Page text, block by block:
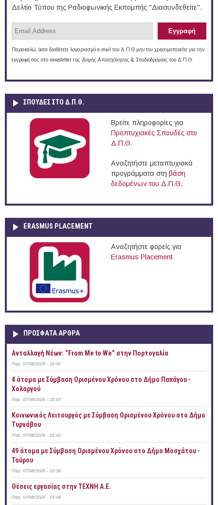
Δελτίο Τύπου της Ραδιοφωνικής Εκπομπής "Διασυνδεθείτε".
Παρακαλώ, όσοι διαθέτετε λογαριασμό e-mail του Δ.Π.Θ μην τον χρησιμοποιείτε για την
εγγραφή σας στο newsletter της Δομής Απασχόλησης & Σταδιοδρομίας του Δ.Π.Θ.
ΣΠΟΥΔΈΣ ΣΤΟ Δ.Π.Θ.
Βρείτε πληροφορίες για
Προπτυχιακές Σπουδές στο
Δ.Π.Θ.
Αναζητήστε μεταπτυχιακά
προγράμματα στη βάση
δεδομένων του Δ.Π.Θ.
ERASMUS PLACEMENT
Αναζητήστε φορείς για
Erasmus Placement
ΠΡOΣΦΑΤΑ AΡΘΡΑ
Ανταλλαγή Νέων: “From Me to We” στην Πορτογαλία
Παρ, 07/08/2026 - 16:02
4 άτομα με Σύμβαση Ορισμένου Χρόνου στο Δήμο Παπάγου -
Χολαργού
Παρ, 07/08/2026 - 15:53
Κοινωνικός Λειτουργός με Σύμβαση Ορισμένου Χρόνου στο Δήμο
Τυρνάβου
Παρ, 07/08/2026 - 15:42
49 άτομα με Σύμβαση Ορισμένου Χρόνου στο Δήμο Μοσχάτου -
Ταύρου
Παρ, 07/08/2026 - 15:36
Θέσεις εργασίας στην ΤΕΧΝΗ Α.Ε.
Παρ, 07/08/2026 - 15:09